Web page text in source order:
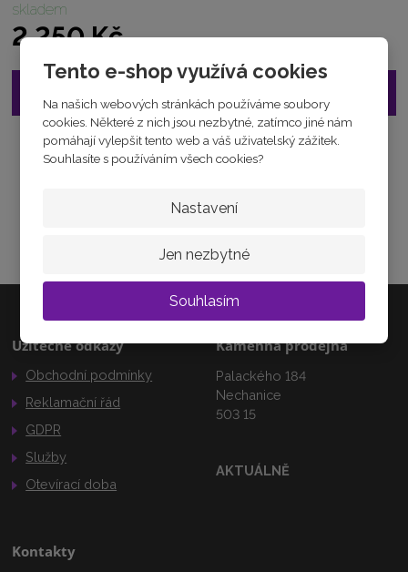
Tento e-shop využívá cookies
Na našich webových stránkách používáme soubory
cookies. Některé z nich jsou nezbytné, zatímco jiné nám
pomáhají vylepšit tento web a váš uživatelský zážitek.
Souhlasíte s používáním všech cookies?
Nastavení
Jen nezbytné
Souhlasím
2 250 Kč
skladem
Zeptejte se odborníka
Užitečné odkazy
Obchodní podmínky
Reklamační řád
GDPR
Služby
Otevírací doba
Kamenná prodejna
Palackého 184
Nechanice
503 15
AKTUÁLNĚ
Kontakty